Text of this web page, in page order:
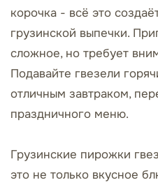
корочка - всё это
грузинской выпечки.
сложное, но требует
Подавайте гвезели
отличным завтраком,
праздничного меню.
Грузинские пирожки
это не только вкусное